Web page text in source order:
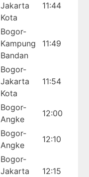
Jakarta
Kota
11:44
Bogor-
Kampung
Bandan
11:49
Bogor-
Jakarta
Kota
11:54
Bogor-
Angke
12:00
Bogor-
Angke
12:10
Bogor-
Jakarta
12:15